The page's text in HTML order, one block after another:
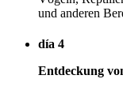
und anderen
día 4
Entdeckung